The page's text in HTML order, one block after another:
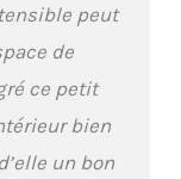
peut
de
ce petit
bien
un bon